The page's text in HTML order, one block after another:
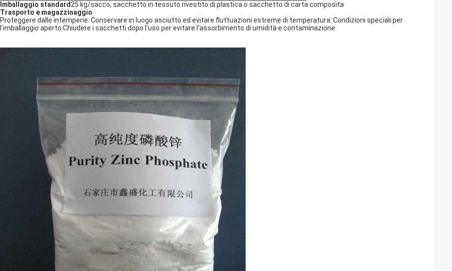
Imballaggio standard 25 kg/sacco, sacchetto in tessuto rivestito di plastica o sacchetto di carta composita
Trasporto e magazzinaggio
Proteggere dalle intemperie. Conservare in luogo asciutto ed evitare fluttuazioni estreme di temperatura. Condizioni speciali per
l'imballaggio aperto:Chiudere i sacchetti dopo l'uso per evitare l'assorbimento di umidità e contaminazione